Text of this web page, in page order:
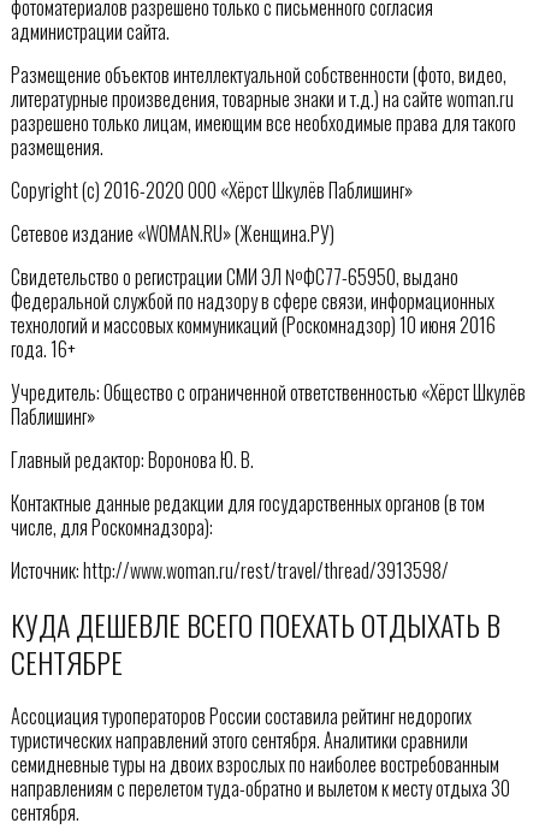
фотоматериалов разрешено только с письменного согласия
администрации сайта.
Размещение объектов интеллектуальной собственности (фото, видео,
литературные произведения, товарные знаки и т.д.) на сайте woman.ru
разрешено только лицам, имеющим все необходимые права для такого
размещения.
Copyright (с) 2016-2020 ООО «Хёрст Шкулёв Паблишинг»
Сетевое издание «WOMAN.RU» (Женщина.РУ)
Свидетельство о регистрации СМИ ЭЛ №ФС77-65950, выдано
Федеральной службой по надзору в сфере связи, информационных
технологий и массовых коммуникаций (Роскомнадзор) 10 июня 2016
года. 16+
Учредитель: Общество с ограниченной ответственностью «Хёрст Шкулёв
Паблишинг»
Главный редактор: Воронова Ю. В.
Контактные данные редакции для государственных органов (в том
числе, для Роскомнадзора):
Источник: http://www.woman.ru/rest/travel/thread/3913598/
КУДА ДЕШЕВЛЕ ВСЕГО ПОЕХАТЬ ОТДЫХАТЬ В
СЕНТЯБРЕ
Ассоциация туроператоров России составила рейтинг недорогих
туристических направлений этого сентября. Аналитики сравнили
семидневные туры на двоих взрослых по наиболее востребованным
направлениям с перелетом туда-обратно и вылетом к месту отдыха 30
сентября.